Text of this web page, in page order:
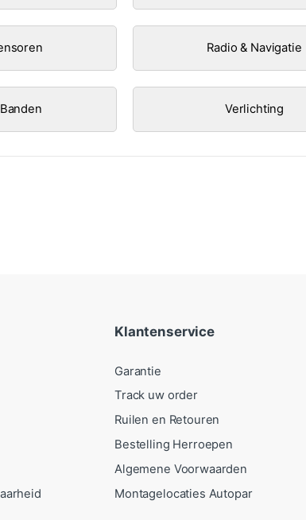
Radio & Navigatie
Verlichting
op populariteit
Klantenservice
Garantie
Track uw order
Ruilen en Retouren
Bestelling Herroepen
Algemene Voorwaarden
Montagelocaties Autopar